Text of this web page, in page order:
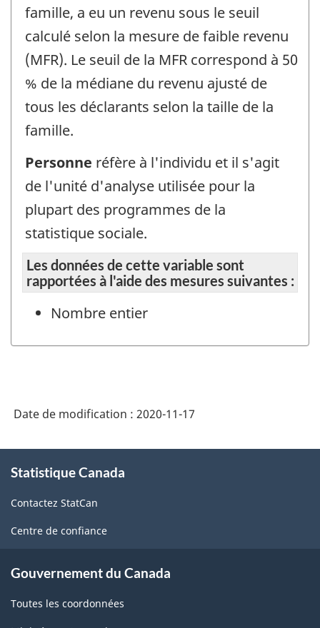
famille, a eu un revenu sous le seuil
calculé selon la mesure de faible revenu
(MFR). Le seuil de la MFR correspond à 50
% de la médiane du revenu ajusté de
tous les déclarants selon la taille de la
famille.
Personne réfère à l'individu et il s'agit
de l'unité d'analyse utilisée pour la
plupart des programmes de la
statistique sociale.
Les données de cette variable sont
rapportées à l'aide des mesures suivantes :
Nombre entier
Date de modification : 2020-11-17
propos
ce
site
Statistique Canada
Contactez StatCan
Centre de confiance
Gouvernement du Canada
Toutes les coordonnées